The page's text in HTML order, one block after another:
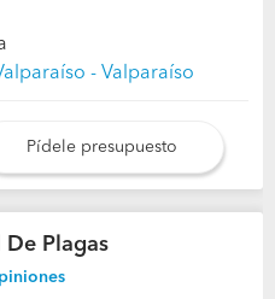
- Valparaíso
Pídele presupuesto
Plagas